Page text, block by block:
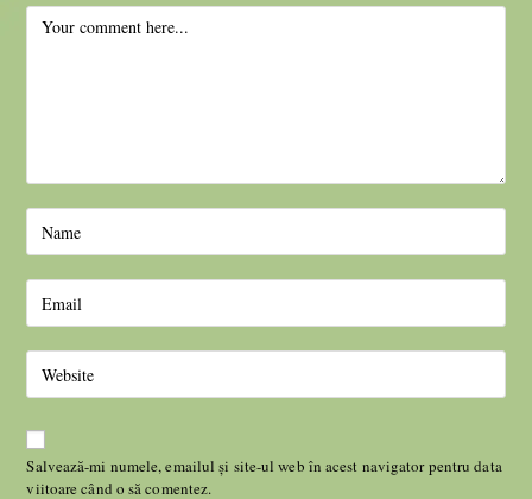
Salvează-mi numele, emailul și site-ul web în acest navigator pentru data
viitoare când o să comentez.